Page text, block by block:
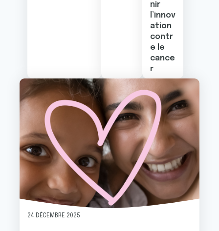
nir
l’innov
ation
contr
e le
cance
r
Image
24 DÉCEMBRE 2025